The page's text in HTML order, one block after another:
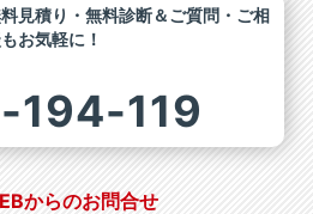
見積り・無料診断＆ご質問・ご相
お気軽に！
194-119
からのお問合せ